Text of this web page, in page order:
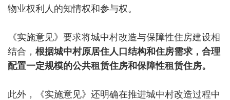
物业权利人的知情权和参与权。
《实施意见》要求将城中村改造与保障性住房建设相
结合， 根据城中村原居住人口结构和住房需求，合理
配置一定规模的公共租赁住房和保障性租赁住房。
此外，《实施意见》还明确在推进城中村改造过程中